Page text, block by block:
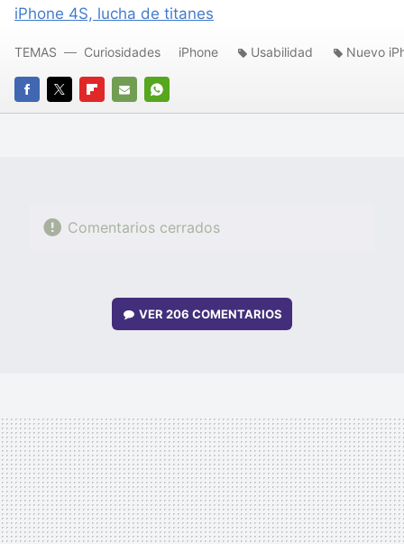
iPhone 4S, lucha de titanes
FACEBOOK
TWITTERFLIPBOARD
E-
WHATSAPP
TEMAS Curiosidades iPhone Usabilidad Nuevo
Comentarios cerrados
VER206 COMENTARIOS